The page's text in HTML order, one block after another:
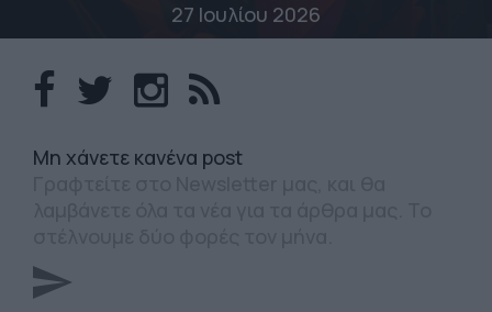
27 Ιουλίου 2026
Mη χάνετε κανένα post